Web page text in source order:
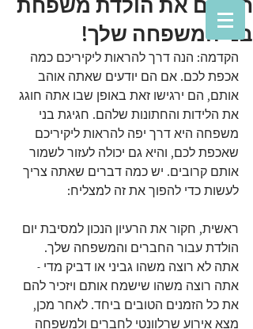
חוגגים את הולדת משפחת
בני המשפחה שלך!
הקדמה: הנה דרך להראות ליקיריכם כמה
אכפת לכם. אם הם יודעים שאתה אוהב
אותם, הם ירגישו זאת באופן שבו אתה חוגג
את הלידות והחתונות שלהם. חגיגת בני
משפחה היא דרך יפה להראות ליקיריכם
שאכפת לכם, והיא גם יכולה לעזור לשמור
אותם קרובים. יש כמה דברים שאתה צריך
לעשות כדי להפוך את זה למצליח:
ראשית, חקור את הרעיון הנכון למסיבת יום
הולדת עבור החברים והמשפחה שלך.
אתה לא רוצה משהו גביני או דביק מדי -
אתה רוצה משהו שישמח אותם ויזכיר להם
את כל הזמנים הטובים ביחד. לאחר מכן,
מצא אירוע שרלוונטי לחברים ולמשפחה